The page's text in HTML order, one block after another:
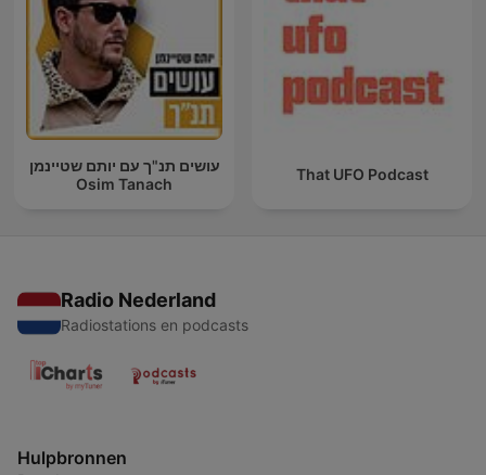
עושים תנ"ך עם יותם שטיינמן
Osim Tanach
That UFO Podcast
Radio Nederland
Radiostations en podcasts
Hulpbronnen